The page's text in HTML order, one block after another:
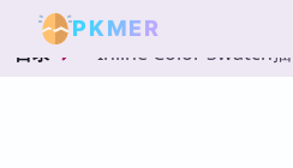
PKMER
目录 Inline Color Swatch